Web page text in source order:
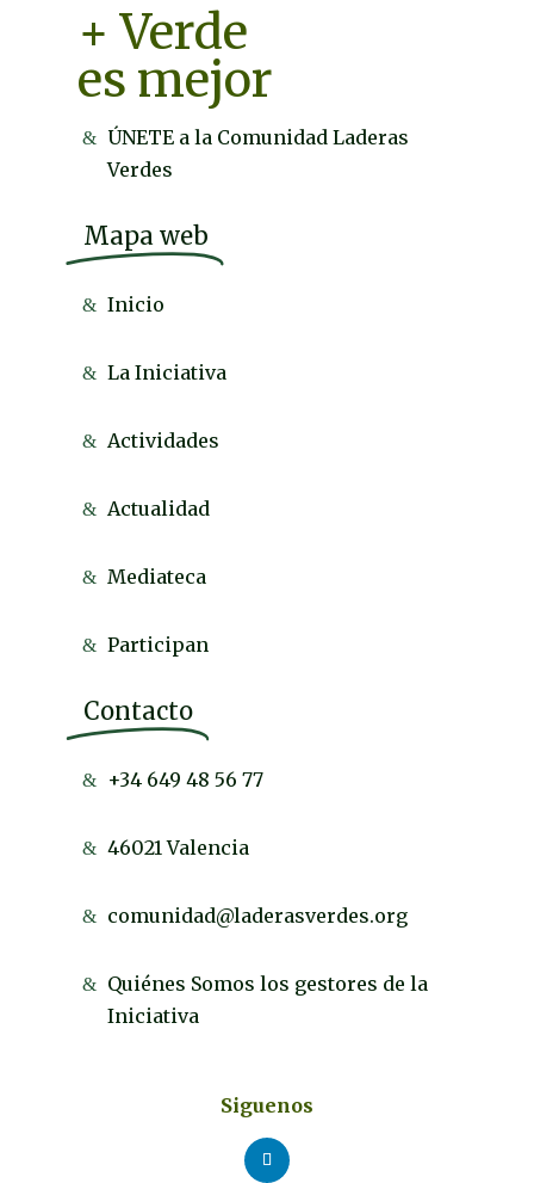
+ Verde
es mejor
ÚNETE a la Comunidad Laderas
Verdes
Mapa web
Inicio
La Iniciativa
Actividades
Actualidad
Mediateca
Participan
Contacto
+34 649 48 56 77
46021 Valencia
comunidad@laderasverdes.org
Quiénes Somos los gestores de la
Iniciativa
Siguenos